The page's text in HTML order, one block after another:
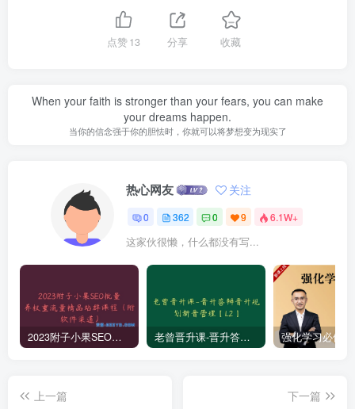
点赞13 分享 收藏
When your faith is stronger than your fears, you can make
your dreams happen.
当你的信念强于你的胆怯时，你就可以将梦想变为现实了
热心网友 关注
0 362 0 9 6.1W+
这家伙很懒，什么都没有写...
2023附子小果SEO批量养权重流量精品站群课程（附软件渠道） 老曾晋升课-晋升答辩晋升规划新晋管理【L2】
上一篇
下一篇